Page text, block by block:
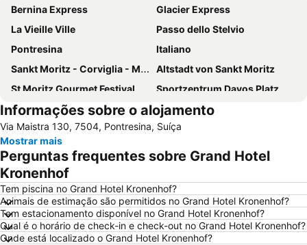
Bernina Express
Glacier Express
La Vieille Ville
Passo dello Stelvio
Pontresina
Italiano
Sankt Moritz - Corviglia - Marguns
Altstadt von Sankt Moritz
St Moritz Gourmet Festival
Sportzentrum Davos Platz
White Turf
Davos Rinerhorn
Iglu Dorf Davos-Klosters
Stelvio National Park
St Moritzersee
Bahnhof Sankt Moritz
Opera Festival Engadin St Moritz
Arosa
Lenzerheide
Wild Girls on Snow
Informações sobre o alojamento
Via Maistra 130, 7504, Pontresina, Suíça
Mostrar mais
Perguntas frequentes sobre Grand Hotel
Kronenhof
Tem piscina no Grand Hotel Kronenhof?
Animais de estimação são permitidos no Grand Hotel Kronenhof?
Tem estacionamento disponível no Grand Hotel Kronenhof?
Qual é o horário de check-in e check-out no Grand Hotel Kronenhof?
Onde está localizado o Grand Hotel Kronenhof?